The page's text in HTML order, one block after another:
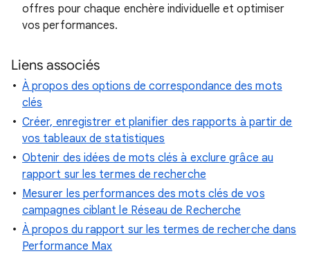
offres pour chaque enchère individuelle et optimiser
vos performances.
Liens associés
À propos des options de correspondance des mots
clés
Créer, enregistrer et planifier des rapports à partir de
vos tableaux de statistiques
Obtenir des idées de mots clés à exclure grâce au
rapport sur les termes de recherche
Mesurer les performances des mots clés de vos
campagnes ciblant le Réseau de Recherche
À propos du rapport sur les termes de recherche dans
Performance Max